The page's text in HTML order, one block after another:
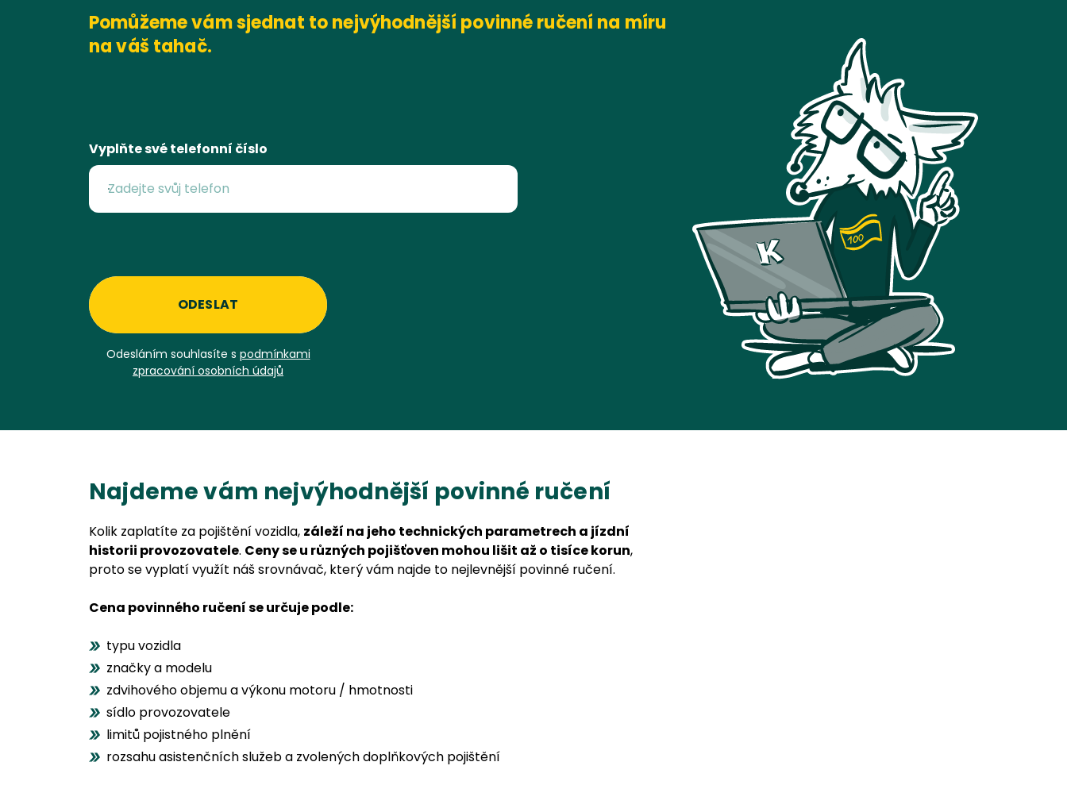
Pomůžeme vám sjednat to nejvýhodnější povinné ručení na míru
na váš tahač.
Vyplňte své telefonní číslo
ODESLAT
Odesláním souhlasíte s podmínkami
zpracování osobních údajů
Najdeme vám nejvýhodnější povinné ručení
Kolik zaplatíte za pojištění vozidla, záleží na jeho technických parametrech a jízdní
historii provozovatele. Ceny se u různých pojišťoven mohou lišit až o tisíce korun,
proto se vyplatí využít náš srovnávač, který vám najde to nejlevnější povinné ručení.
Cena povinného ručení se určuje podle:
typu vozidla
značky a modelu
zdvihového objemu a výkonu motoru / hmotnosti
sídlo provozovatele
limitů pojistného plnění
rozsahu asistenčních služeb a zvolených doplňkových pojištění